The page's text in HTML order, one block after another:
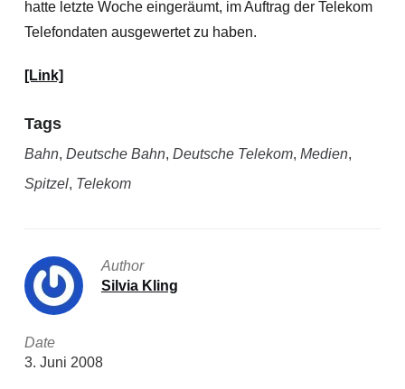
hatte letzte Woche eingeräumt, im Auftrag der Telekom
Telefondaten ausgewertet zu haben.
[Link]
Tags
Bahn, Deutsche Bahn, Deutsche Telekom, Medien,
Spitzel, Telekom
Author
Silvia Kling
Date
3. Juni 2008